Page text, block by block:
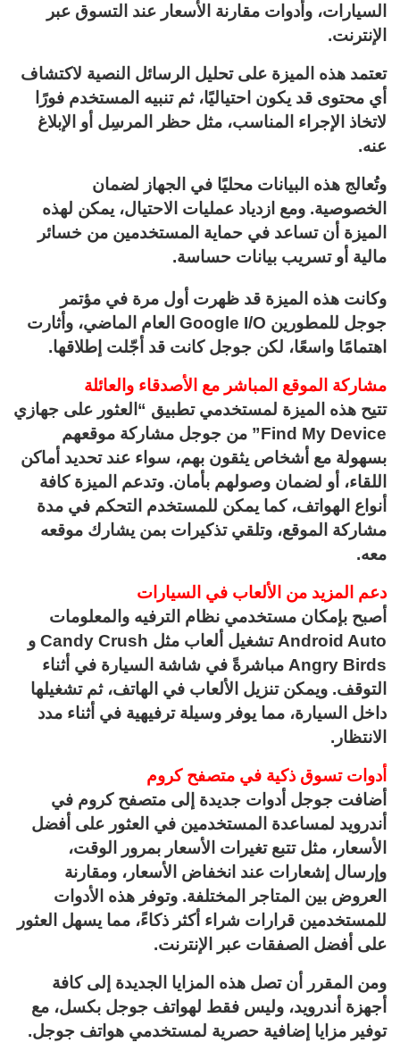
السيارات، وأدوات مقارنة الأسعار عند التسوق عبر
الإنترنت.
تعتمد هذه الميزة على تحليل الرسائل النصية لاكتشاف
أي محتوى قد يكون احتياليًا، ثم تنبيه المستخدم فورًا
لاتخاذ الإجراء المناسب، مثل حظر المرسِل أو الإبلاغ
عنه.
وتُعالج هذه البيانات محليًا في الجهاز لضمان
الخصوصية. ومع ازدياد عمليات الاحتيال، يمكن لهذه
الميزة أن تساعد في حماية المستخدمين من خسائر
مالية أو تسريب بيانات حساسة.
وكانت هذه الميزة قد ظهرت أول مرة في مؤتمر
جوجل للمطورين Google I/O العام الماضي، وأثارت
اهتمامًا واسعًا، لكن جوجل كانت قد أجّلت إطلاقها.
مشاركة الموقع المباشر مع الأصدقاء والعائلة
تتيح هذه الميزة لمستخدمي تطبيق “العثور على جهازي
Find My Device” من جوجل مشاركة موقعهم
بسهولة مع أشخاص يثقون بهم، سواء عند تحديد أماكن
اللقاء، أو لضمان وصولهم بأمان. وتدعم الميزة كافة
أنواع الهواتف، كما يمكن للمستخدم التحكم في مدة
مشاركة الموقع، وتلقي تذكيرات بمن يشارك موقعه
معه.
دعم المزيد من الألعاب في السيارات
أصبح بإمكان مستخدمي نظام الترفيه والمعلومات
Android Auto تشغيل ألعاب مثل Candy Crush و
Angry Birds مباشرةً في شاشة السيارة في أثناء
التوقف. ويمكن تنزيل الألعاب في الهاتف، ثم تشغيلها
داخل السيارة، مما يوفر وسيلة ترفيهية في أثناء مدد
الانتظار.
أدوات تسوق ذكية في متصفح كروم
أضافت جوجل أدوات جديدة إلى متصفح كروم في
أندرويد لمساعدة المستخدمين في العثور على أفضل
الأسعار، مثل تتبع تغيرات الأسعار بمرور الوقت،
وإرسال إشعارات عند انخفاض الأسعار، ومقارنة
العروض بين المتاجر المختلفة. وتوفر هذه الأدوات
للمستخدمين قرارات شراء أكثر ذكاءً، مما يسهل العثور
على أفضل الصفقات عبر الإنترنت.
ومن المقرر أن تصل هذه المزايا الجديدة إلى كافة
أجهزة أندرويد، وليس فقط لهواتف جوجل بكسل، مع
توفير مزايا إضافية حصرية لمستخدمي هواتف جوجل.